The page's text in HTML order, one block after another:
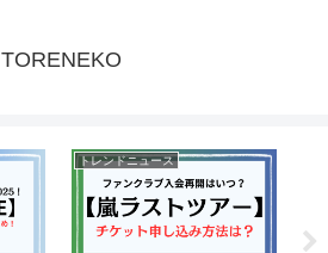
TORENEKO
トレンドニュース